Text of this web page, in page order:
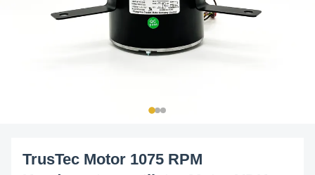
TrusTec Motor 1075 RPM